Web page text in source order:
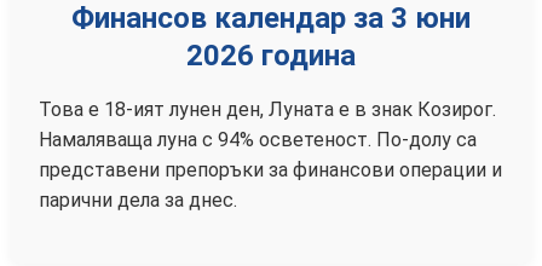
Финансов календар за 3 юни
2026 година
Това е 18-ият лунен ден, Луната е в знак Козирог.
Намаляваща луна с 94% осветеност. По-долу са
представени препоръки за финансови операции и
парични дела за днес.